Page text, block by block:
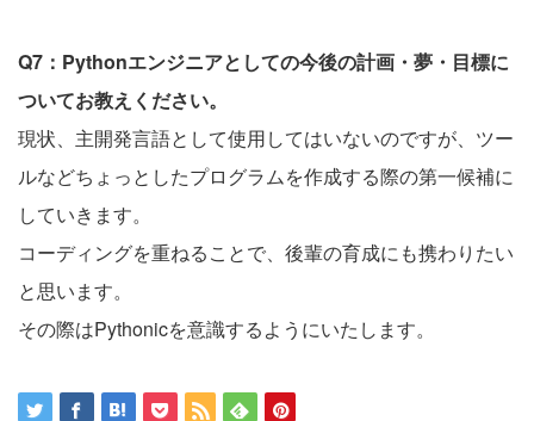
Q7：Pythonエンジニアとしての今後の計画・夢・目標に
ついてお教えください。
現状、主開発言語として使用してはいないのですが、ツー
ルなどちょっとしたプログラムを作成する際の第一候補に
していきます。
コーディングを重ねることで、後輩の育成にも携わりたい
と思います。
その際はPythonicを意識するようにいたします。